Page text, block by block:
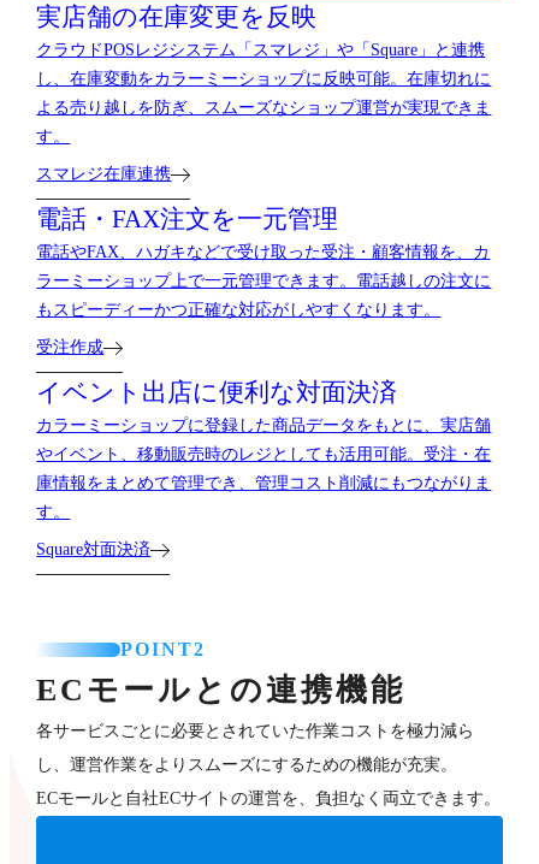
実店舗の在庫変更を反映
クラウドPOSレジシステム「スマレジ」や「Square」と連携
し、在庫変動をカラーミーショップに反映可能。在庫切れに
よる売り越しを防ぎ、スムーズなショップ運営が実現できま
す。
スマレジ在庫連携
電話・FAX注文を一元管理
電話やFAX、ハガキなどで受け取った受注・顧客情報を、カ
ラーミーショップ上で一元管理できます。電話越しの注文に
もスピーディーかつ正確な対応がしやすくなります。
受注作成
イベント出店に便利な対面決済
カラーミーショップに登録した商品データをもとに、実店舗
やイベント、移動販売時のレジとしても活用可能。受注・在
庫情報をまとめて管理でき、管理コスト削減にもつながりま
す。
Square対面決済
POINT2
ECモールとの連携機能
各サービスごとに必要とされていた作業コストを極力減ら
し、運営作業をよりスムーズにするための機能が充実。
ECモールと自社ECサイトの運営を、負担なく両立できます。